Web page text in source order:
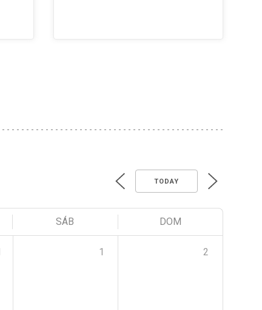
TODAY
SÁB DOM
1 2